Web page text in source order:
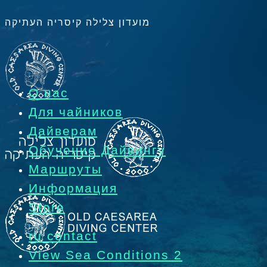
מועדון צלילה קיסריה העתיקה
О нас
Для чайников
Дайверам
Обучение Дайвингу
Маршруты
Информация
Store
ru contact
View Sea Conditions 2